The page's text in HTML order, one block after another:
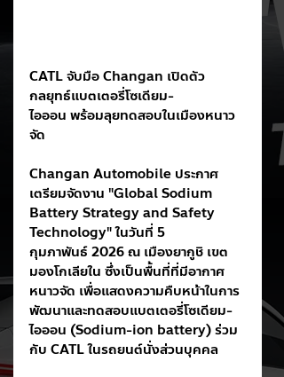
CATL จับมือ Changan เปิดตัว
กลยุทธ์แบตเตอรี่โซเดียม-
ไอออน พร้อมลุยทดสอบในเมืองหนาว
จัด
Changan Automobile ประกาศ
เตรียมจัดงาน "Global Sodium
Battery Strategy and Safety
Technology" ในวันที่ 5
กุมภาพันธ์ 2026 ณ เมืองยากูชิ เขต
มองโกเลียใน ซึ่งเป็นพื้นที่ที่มีอากาศ
หนาวจัด เพื่อแสดงความคืบหน้าในการ
พัฒนาและทดสอบแบตเตอรี่โซเดียม-
ไอออน (Sodium-ion battery) ร่วม
กับ CATL ในรถยนต์นั่งส่วนบุคคล